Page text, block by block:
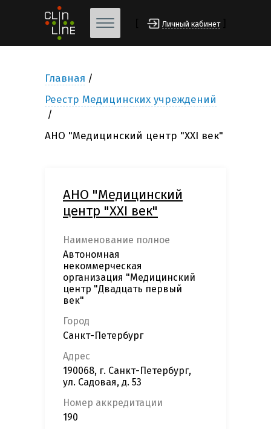
Личный кабинет
Главная
Реестр Медицинских учреждений
АНО "Медицинский центр "XXI век"
АНО "Медицинский
центр "XXI век"
Наименование полное
Автономная
некоммерческая
организация "Медицинский
центр "Двадцать первый
век"
Город
Санкт-Петербург
Адрес
190068, г. Санкт-Петербург,
ул. Садовая, д. 53
Номер аккредитации
190